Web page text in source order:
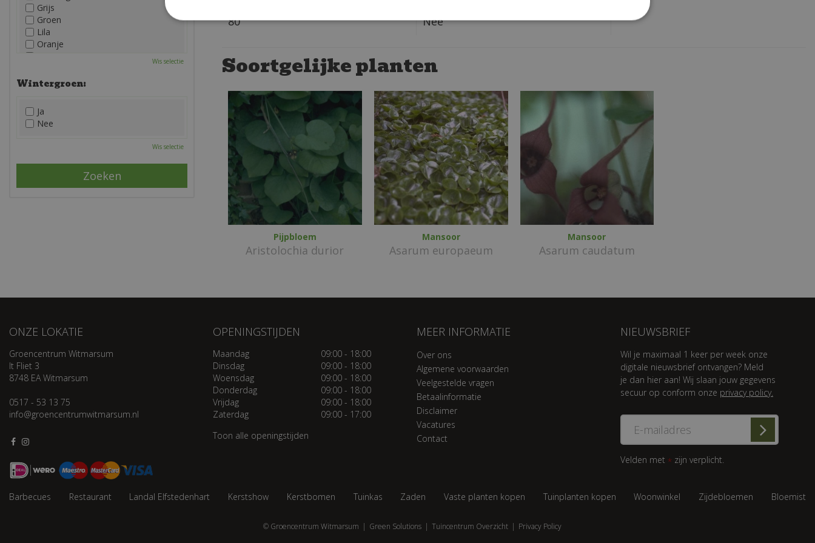
80
Nee
Soortgelijke planten
Pijpbloem
Aristolochia durior
Mansoor
Asarum europaeum
Mansoor
Asarum caudatum
Grijs
Groen
Lila
Oranje
Roze
Wis selectie
Wintergroen:
Ja
Nee
Wis selectie
ONZE LOKATIE
Groencentrum Witmarsum
It Fliet 3
8748 EA Witmarsum
0517 - 53 13 75
info@groencentrumwitmarsum.nl
OPENINGSTIJDEN
Maandag
09:00 - 18:00
Dinsdag
09:00 - 18:00
Woensdag
09:00 - 18:00
Donderdag
09:00 - 18:00
Vrijdag
09:00 - 18:00
Zaterdag
09:00 - 17:00
Toon alle openingstijden
MEER INFORMATIE
Over ons
Algemene voorwaarden
Veelgestelde vragen
Betaalinformatie
Disclaimer
Vacatures
Contact
NIEUWSBRIEF
Wil je maximaal 1 keer per week onze
digitale nieuwsbrief ontvangen? Meld
je dan hier aan! Wij slaan jouw gegevens
secuur op conform onze privacy policy.
Velden met * zijn verplicht.
Barbecues Restaurant Landal Elfstedenhart Kerstshow Kerstbomen Tuinkas Zaden Vaste planten kopen Tuinplanten kopen Woonwinkel Zijdebloemen Bloemist
© Groencentrum Witmarsum Green Solutions Tuincentrum Overzicht Privacy Policy